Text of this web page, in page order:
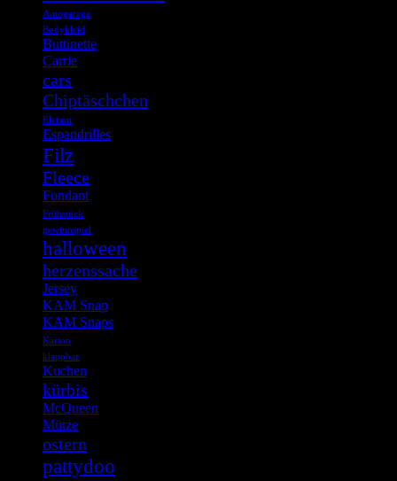
Autogarage
Bodykleid
Buttinette
Carrie
cars
Chiptäschchen
Elefant
Espandrilles
Filz
Fleece
Fondant
Frühstück
gewinnspiel
halloween
herzenssache
Jersey
KAM Snap
KAM Snaps
Karton
klappbar
Kuchen
kürbis
McQueen
Mütze
ostern
pattydoo